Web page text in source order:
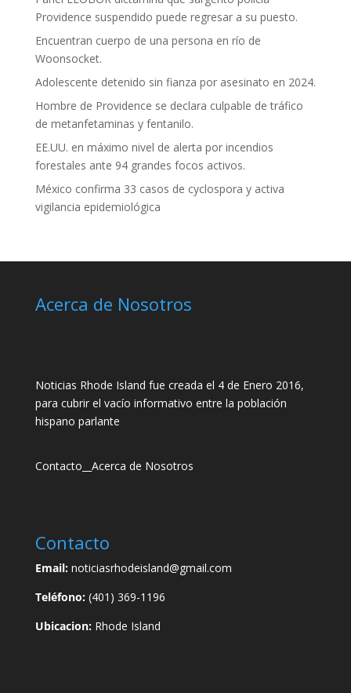
Providence suspendido puede regresar a su puesto.
Encuentran cuerpo de una persona en río de
Woonsocket.
Adolescente detenido sin fianza por asesinato en 2024.
Hombre de Providence se declara culpable de tráfico
de metanfetaminas y fentanilo.
EE.UU. en máximo nivel de alerta por incendios
forestales ante 94 grandes focos activos.
México confirma 33 casos de cyclospora y activa
vigilancia epidemiológica
Acerca de Nosotros
Noticias Rhode Island fue creada el 4 de Enero 2016,
para cubrir el vacío informativo entre la población
hispano parlante
Contacto Acerca de Nosotros
Contacto
Email:noticiasrhodeisland@gmail.com
Teléfono:(401) 369-1196
Ubicacion:Rhode Island